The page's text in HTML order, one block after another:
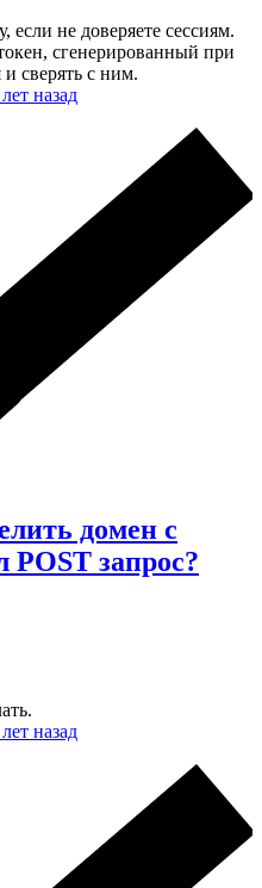
если не доверяете сессиям.
сгенерированный при
и сверять с ним.
назад
домен с
POST запрос?
назад